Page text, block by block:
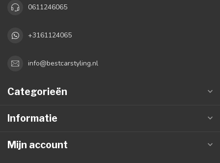
0611246065
+3161124065
info@bestcarstyling.nl
Categorieën
Informatie
Mijn account